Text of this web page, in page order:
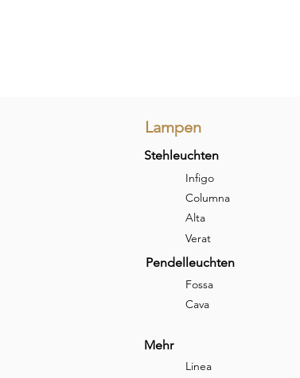
Lampen
Stehleuchten
Infigo
Columna
Alta
Pendelleuchten
Fossa
Cava
Mehr
Linea
Verat